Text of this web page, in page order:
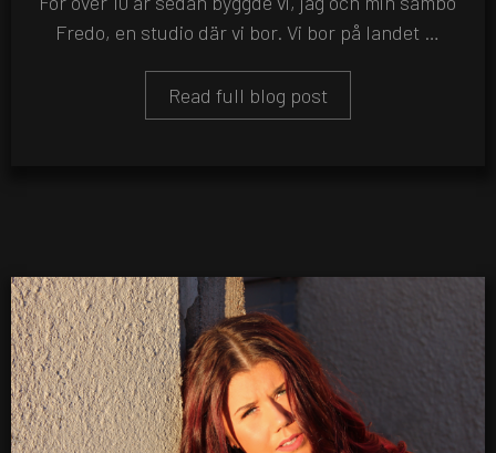
Fredo, en studio där vi bor. Vi bor på landet …
Read full blog post